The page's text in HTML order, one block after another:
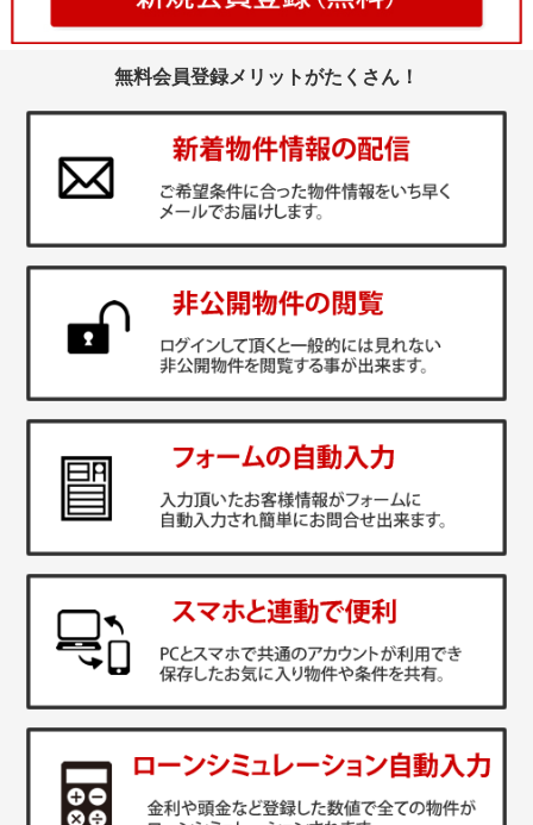
無料会員登録メリットがたくさん！